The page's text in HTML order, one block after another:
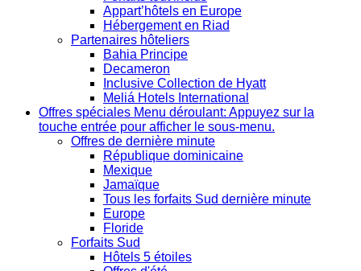
Appart’hôtels en Europe
Hébergement en Riad
Partenaires hôteliers
Bahia Principe
Decameron
Inclusive Collection de Hyatt
Meliá Hotels International
Offres spéciales Menu déroulant: Appuyez sur la
touche entrée pour afficher le sous-menu.
Offres de dernière minute
République dominicaine
Mexique
Jamaïque
Tous les forfaits Sud dernière minute
Europe
Floride
Forfaits Sud
Hôtels 5 étoiles